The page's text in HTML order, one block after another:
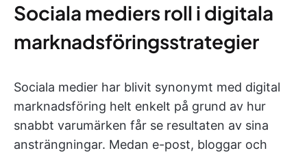
Sociala mediers roll i digitala
marknadsföringsstrategier
Sociala medier har blivit synonymt med digital
marknadsföring helt enkelt på grund av hur
snabbt varumärken får se resultaten av sina
ansträngningar. Medan e-post, bloggar och